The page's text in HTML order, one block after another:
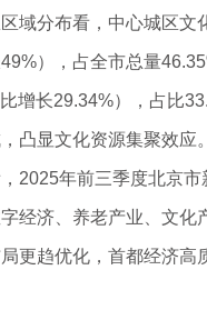
域分布看，中心城区文
），占全市总量
增长29.34%），占比
凸显文化资源集聚效应。
2025年前三季度北京
经济、养老产业、文化
更趋优化，首都经济高